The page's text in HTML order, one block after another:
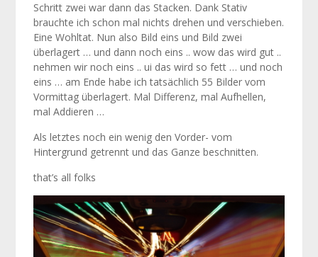
Schritt zwei war dann das Stacken. Dank Stativ
brauchte ich schon mal nichts drehen und verschieben.
Eine Wohltat. Nun also Bild eins und Bild zwei
überlagert … und dann noch eins .. wow das wird gut ..
nehmen wir noch eins .. ui das wird so fett … und noch
eins … am Ende habe ich tatsächlich 55 Bilder vom
Vormittag überlagert. Mal Differenz, mal Aufhellen,
mal Addieren …
Als letztes noch ein wenig den Vorder- vom
Hintergrund getrennt und das Ganze beschnitten.
that’s all folks